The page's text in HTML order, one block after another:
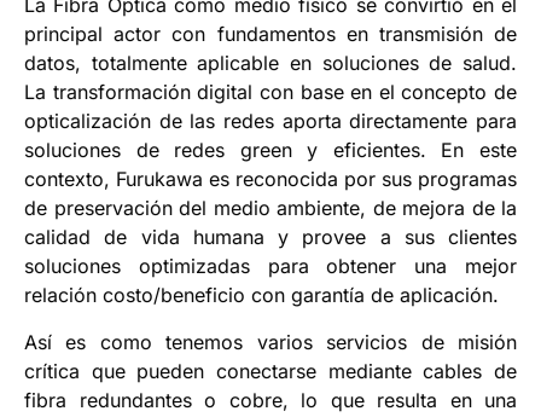
La Fibra Óptica como medio físico se convirtió en el
principal actor con fundamentos en transmisión de
datos, totalmente aplicable en soluciones de salud.
La transformación digital con base en el concepto de
opticalización de las redes aporta directamente para
soluciones de redes green y eficientes. En este
contexto, Furukawa es reconocida por sus programas
de preservación del medio ambiente, de mejora de la
calidad de vida humana y provee a sus clientes
soluciones optimizadas para obtener una mejor
relación costo/beneficio con garantía de aplicación.
Así es como tenemos varios servicios de misión
crítica que pueden conectarse mediante cables de
fibra redundantes o cobre, lo que resulta en una